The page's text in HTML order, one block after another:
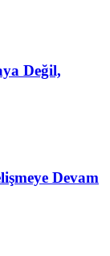
Değil,
Devam